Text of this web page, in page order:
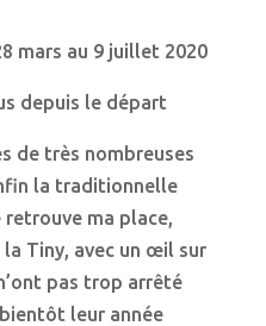
mars au 9 juillet 2020
depuis le départ
de très nombreuses
la traditionnelle
ma place,
Tiny, avec un œil sur
pas trop arrêté
leur année